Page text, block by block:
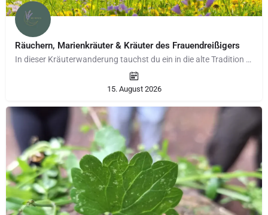
Räuchern, Marienkräuter & Kräuter des Frauendreißigers
In dieser Kräuterwanderung tauchst du ein in die alte Tradition der Marienkräuter und des Frauendreißigers –…
15. August 2026